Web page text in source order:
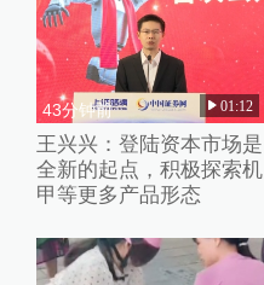
43分钟前 01:12
王兴兴：登陆资本市场是
全新的起点，积极探索机
甲等更多产品形态